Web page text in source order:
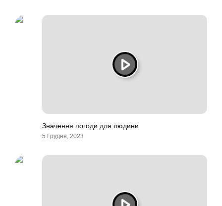
Значення погоди для людини
5 Грудня, 2023